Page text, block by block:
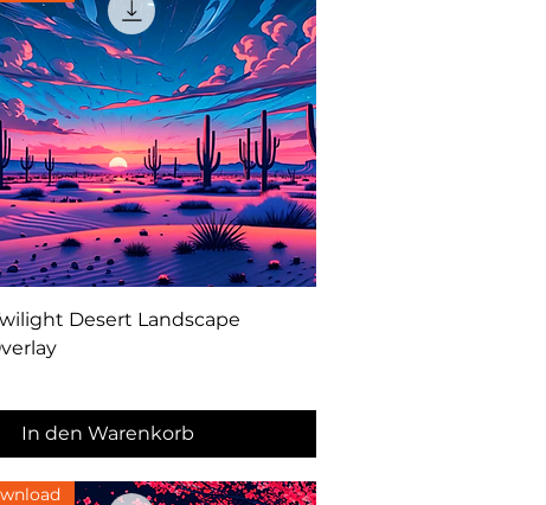
Schnellansicht
Desert Landscape
In den Warenkorb